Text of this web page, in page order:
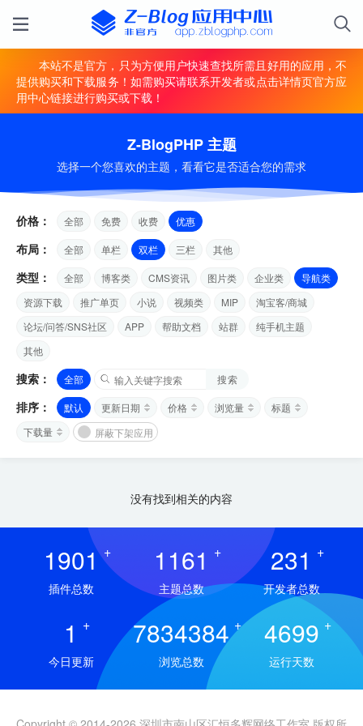
本站不是官方，只为方便用户快速查找所需且好用的应用，不
提供购买和下载服务！如需购买请联系开发者或点击详情页官方应
用中心链接进行购买或下载！
Z-BlogPHP 主题
选择一个您喜欢的主题，看看它是否适合您的需求
价格： 全部 免费 收费 优惠
布局： 全部 单栏 双栏 三栏 其他
类型： 全部 博客类 CMS资讯 图片类 企业类
导航类
资源下载
推广单页 小说 视频类 MIP
淘宝客/商城
论坛/问答/SNS社区
APP 帮助文档 站群
纯手机主题
其他
搜索： 全部 搜索
排序： 默认 更新日期 价格 浏览量
标题
下载量
屏蔽下架应用
没有找到相关的内容
1901 +
插件总数
1161 +
主题总数
231 +
开发者总数
1 +
今日更新
7834384 +
浏览总数
4699 +
运行天数